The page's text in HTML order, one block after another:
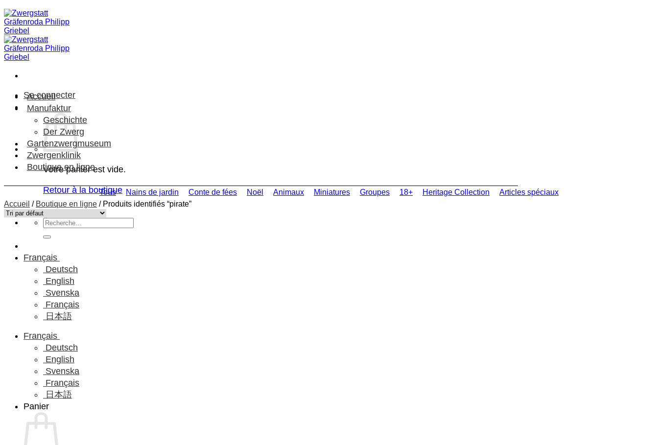
Passer
au
contenu
Se connecter
Votre panier est vide.
Retour à la boutique
Recherche
pour :
Français
Deutsch
English
Svenska
Français
日本語
Français
Deutsch
English
Svenska
Français
日本語
Panier
Accueil
Manufaktur
Geschichte
Der Zwerg
Gartenzwergmuseum
Zwergenklinik
Boutique en ligne
Tous Nains de jardin Conte de fées Noël Animaux Miniatures Groupes 18+ Heritage Collection
Articles spéciaux
Accueil / Boutique en ligne /Produits identifiés “pirate”